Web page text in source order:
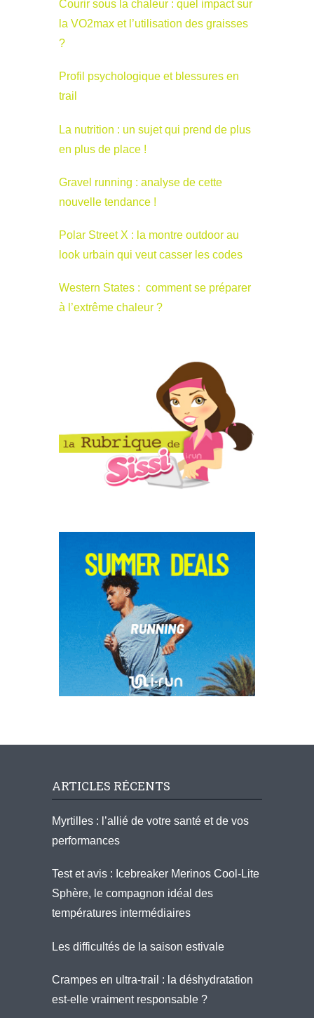
Courir sous la chaleur : quel impact sur
la VO2max et l’utilisation des graisses
?
Profil psychologique et blessures en
trail
La nutrition : un sujet qui prend de plus
en plus de place !
Gravel running : analyse de cette
nouvelle tendance !
Polar Street X : la montre outdoor au
look urbain qui veut casser les codes
Western States : comment se préparer
à l’extrême chaleur ?
ARTICLES RÉCENTS
Myrtilles : l’allié de votre santé et de vos
performances
Test et avis : Icebreaker Merinos Cool-Lite
Sphère, le compagnon idéal des
températures intermédiaires
Les difficultés de la saison estivale
Crampes en ultra-trail : la déshydratation
est-elle vraiment responsable ?